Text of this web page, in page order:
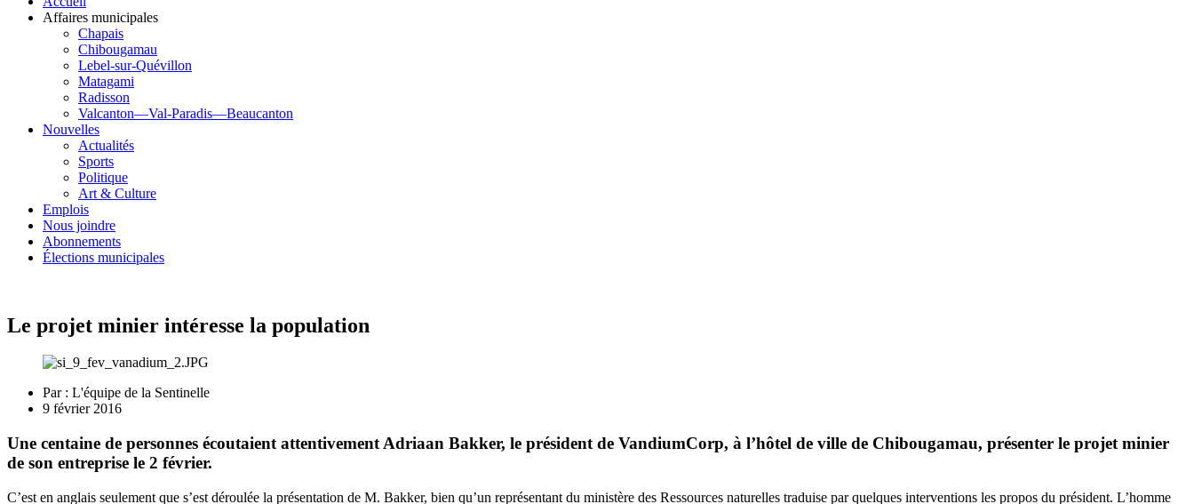
Affaires municipales
Chapais
Chibougamau
Lebel-sur-Quévillon
Matagami
Radisson
Valcanton—Val-Paradis—Beaucanton
Nouvelles
Actualités
Sports
Politique
Art & Culture
Emplois
Nous joindre
Abonnements
Élections municipales
Le projet minier intéresse la population
Par : L'équipe de la Sentinelle
9 février 2016
Une centaine de personnes écoutaient attentivement Adriaan Bakker, le président de VandiumCorp, à l’hôtel de ville de Chibougamau, présenter le projet minier
de son entreprise le 2 février.
C’est en anglais seulement que s’est déroulée la présentation de M. Bakker, bien qu’un représentant du ministère des Ressources naturelles traduise par quelques interventions les propos du président. L’homme